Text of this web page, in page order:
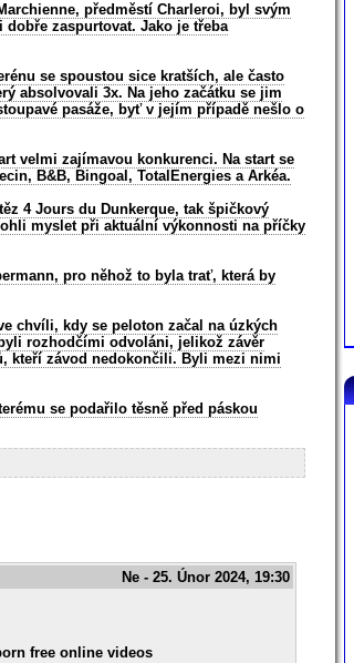
předměstí Charleroi, byl svým
zaspurtovat. Jako je třeba
se spoustou sice kratších, ale často
absolvovali 3x. Na jeho začátku se jim
pasáže, byť v jejím případě nešlo o
velmi zajímavou konkurenci. Na start se
B&B, Bingoal, TotalEnergies a Arkéa.
4 Jours du Dunkerque, tak špičkový
myslet při aktuální výkonnosti na příčky
pro něhož to byla trať, která by
chvíli, kdy se peloton začal na úzkých
rozhodčími odvoláni, jelikož závěr
kteří závod nedokončili. Byli mezi nimi
se podařilo těsně před páskou
Ne - 25. Únor 2024, 19:30
free online videos